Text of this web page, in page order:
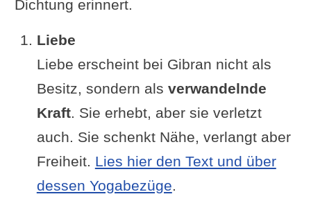
Dichtung erinnert.
Liebe
Liebe erscheint bei Gibran nicht als
Besitz, sondern als verwandelnde
Kraft. Sie erhebt, aber sie verletzt
auch. Sie schenkt Nähe, verlangt aber
Freiheit. Lies hier den Text und über
dessen Yogabezüge.